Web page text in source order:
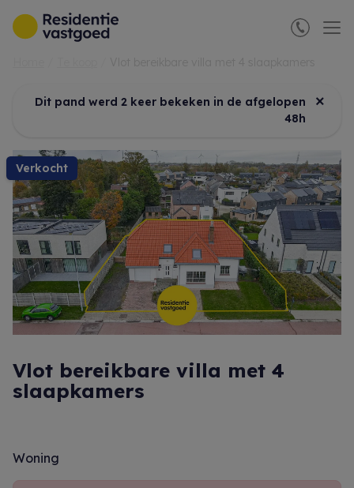
Menu overslaan en naar de inhoud gaan
Dit pand werd 2 keer bekeken in de afgelopen
48h
×
verkocht
Vlot bereikbare villa met 4
slaapkamers
Woning